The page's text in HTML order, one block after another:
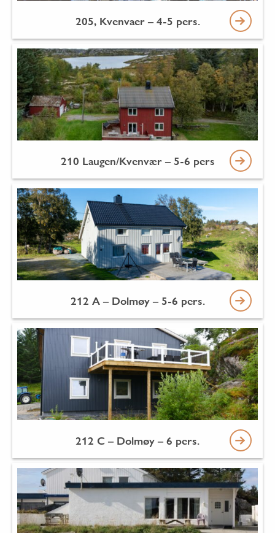
205, Kvenvaer – 4-5 pers.
210 Laugen/Kvenvær – 5-6 pers
212 A – Dolmøy – 5-6 pers.
212 C – Dolmøy – 6 pers.